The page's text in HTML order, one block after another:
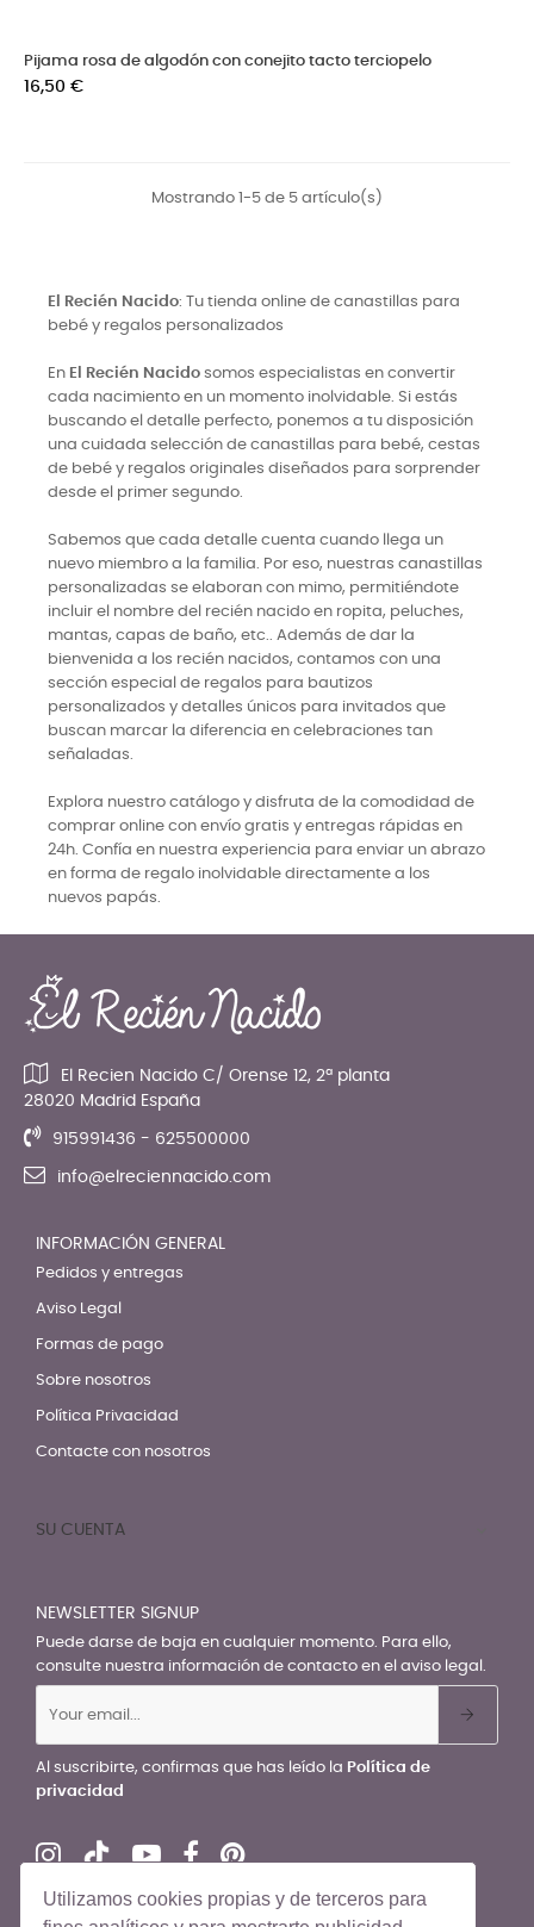
Utilizamos cookies propias y de terceros para
Pijama rosa de algodón con conejito tacto terciopelo
Precio
16,50 €
Mostrando 1-5 de 5 artículo(s)
El Recién Nacido: Tu tienda online de canastillas para
bebé y regalos personalizados
En El Recién Nacido somos especialistas en convertir
cada nacimiento en un momento inolvidable. Si estás
buscando el detalle perfecto, ponemos a tu disposición
una cuidada selección de canastillas para bebé, cestas
de bebé y regalos originales diseñados para sorprender
desde el primer segundo.
Sabemos que cada detalle cuenta cuando llega un
nuevo miembro a la familia. Por eso, nuestras canastillas
personalizadas se elaboran con mimo, permitiéndote
incluir el nombre del recién nacido en ropita, peluches,
mantas, capas de baño, etc.. Además de dar la
bienvenida a los recién nacidos, contamos con una
sección especial de regalos para bautizos
personalizados y detalles únicos para invitados que
buscan marcar la diferencia en celebraciones tan
señaladas.
Explora nuestro catálogo y disfruta de la comodidad de
comprar online con envío gratis y entregas rápidas en
24h. Confía en nuestra experiencia para enviar un abrazo
en forma de regalo inolvidable directamente a los
nuevos papás.
El Recien Nacido C/ Orense 12, 2ª planta
28020 Madrid España
915991436 - 625500000
info@elreciennacido.com
INFORMACIÓN GENERAL
Pedidos y entregas
Aviso Legal
Formas de pago
Sobre nosotros
Política Privacidad
Contacte con nosotros
SU CUENTA
NEWSLETTER SIGNUP
Puede darse de baja en cualquier momento. Para ello,
consulte nuestra información de contacto en el aviso legal.
Al suscribirte, confirmas que has leído la Política de
privacidad